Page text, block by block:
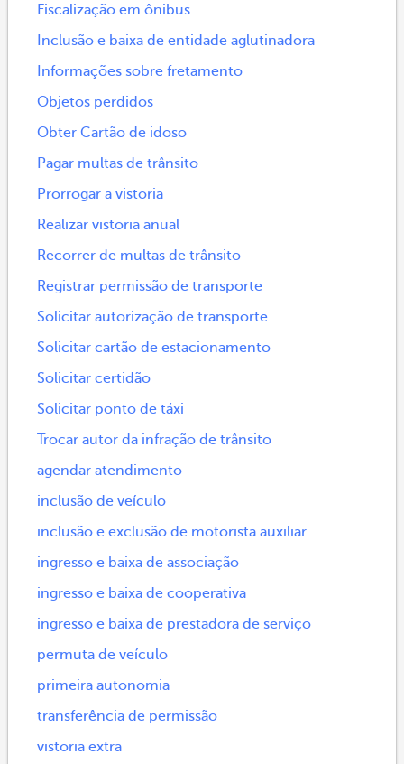
Fiscalização em ônibus
Inclusão e baixa de entidade aglutinadora
Informações sobre fretamento
Objetos perdidos
Obter Cartão de idoso
Pagar multas de trânsito
Prorrogar a vistoria
Realizar vistoria anual
Recorrer de multas de trânsito
Registrar permissão de transporte
Solicitar autorização de transporte
Solicitar cartão de estacionamento
Solicitar certidão
Solicitar ponto de táxi
Trocar autor da infração de trânsito
agendar atendimento
inclusão de veículo
inclusão e exclusão de motorista auxiliar
ingresso e baixa de associação
ingresso e baixa de cooperativa
ingresso e baixa de prestadora de serviço
permuta de veículo
primeira autonomia
transferência de permissão
vistoria extra